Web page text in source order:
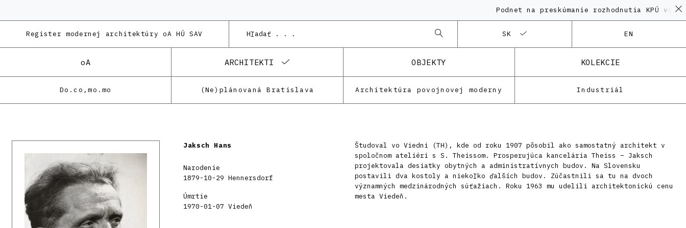
Podnet na preskúmanie rozhodnutia KPÚ vo
Register modernej architektúry oA HÚ SAV SK EN
oA ARCHITEKTI OBJEKTY KOLEKCIE
Do.co,mo.mo (Ne)plánovaná Bratislava Architektúra povojnovej moderny Industriál
Jaksch Hans
Narodenie
1879-10-29 Hennersdorf
Úmrtie
1970-01-07 Viedeň
Študoval vo Viedni (TH), kde od roku 1907 pôsobil ako samostatný architekt v
spoločnom ateliéri s S. Theissom. Prosperujúca kancelária Theiss – Jaksch
projektovala desiatky obytných a administratívnych budov. Na Slovensku
postavili dva kostoly a niekoľko ďalších budov. Zúčastnili sa tu na dvoch
významných medzinárodných súťažiach. Roku 1963 mu udelili architektonickú cenu
mesta Viedeň.